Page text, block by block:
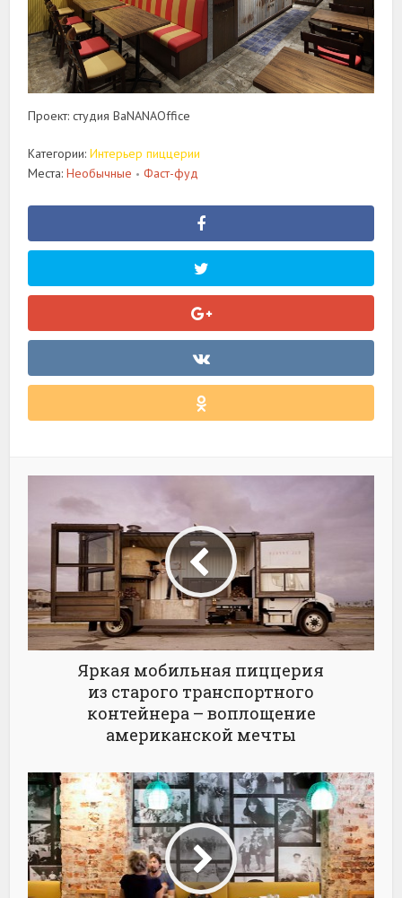
Проект: студия BaNANAOffice
Категории:Интерьер пиццерии
Места:Необычные • Фаст-фуд
Яркая мобильная пиццерия
из старого транспортного
контейнера – воплощение
американской мечты